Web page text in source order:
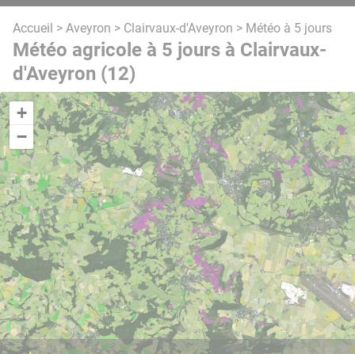
Accueil > Aveyron > Clairvaux-d'Aveyron > Météo à 5 jours
Météo agricole à 5 jours à Clairvaux-
d'Aveyron (12)
+
−